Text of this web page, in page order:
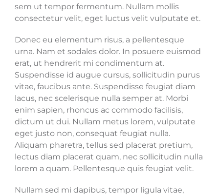
sem ut tempor fermentum. Nullam mollis
consectetur velit, eget luctus velit vulputate et.
Donec eu elementum risus, a pellentesque
urna. Nam et sodales dolor. In posuere euismod
erat, ut hendrerit mi condimentum at.
Suspendisse id augue cursus, sollicitudin purus
vitae, faucibus ante. Suspendisse feugiat diam
lacus, nec scelerisque nulla semper at. Morbi
enim sapien, rhoncus ac commodo facilisis,
dictum ut dui. Nullam metus lorem, vulputate
eget justo non, consequat feugiat nulla.
Aliquam pharetra, tellus sed placerat pretium,
lectus diam placerat quam, nec sollicitudin nulla
lorem a quam. Pellentesque quis feugiat velit.
Nullam sed mi dapibus, tempor ligula vitae,